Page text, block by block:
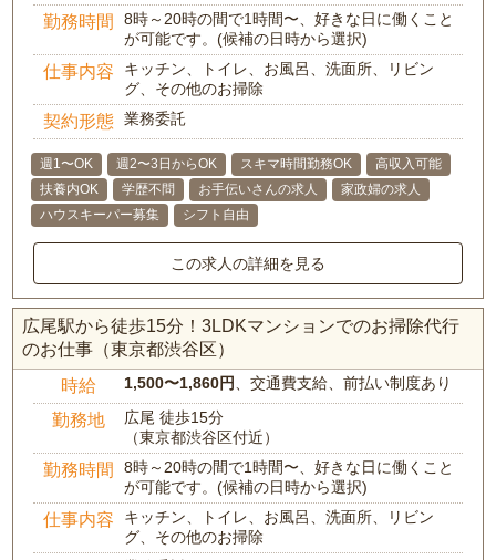
勤務時間
8時～20時の間で1時間〜、好きな日に働くこと
が可能です。(候補の日時から選択)
仕事内容
キッチン、トイレ、お風呂、洗面所、リビン
グ、その他のお掃除
契約形態 業務委託
週1〜OK 週2〜3日からOK スキマ時間勤務OK
高収入可能
扶養内OK
学歴不問 お手伝いさんの求人
家政婦の求人
ハウスキーパー募集
シフト自由
この求人の詳細を見る
広尾駅から徒歩15分！3LDKマンションでのお掃除代行
のお仕事（東京都渋谷区）
時給 1,500〜1,860円 、交通費支給、前払い制度あり
勤務地
広尾 徒歩15分
（東京都渋谷区付近）
勤務時間
8時～20時の間で1時間〜、好きな日に働くこと
が可能です。(候補の日時から選択)
仕事内容
キッチン、トイレ、お風呂、洗面所、リビン
グ、その他のお掃除